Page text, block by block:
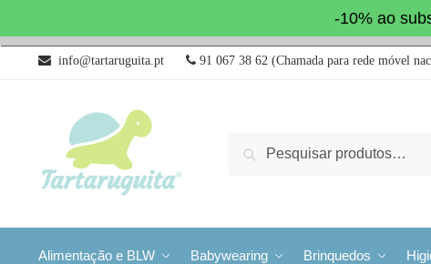
-10% ao
info@tartaruguita.pt 91 067 38 62 (Chamada para rede móvel
Pesquisa
Alimentação e BLW Babywearing Brinquedos